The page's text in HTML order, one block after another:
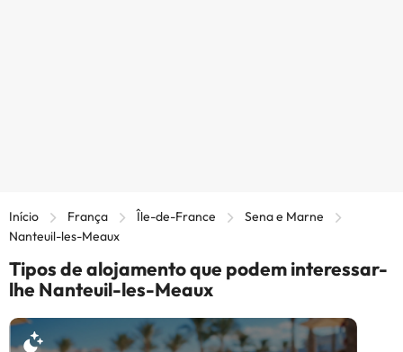
Início França Île-de-France
Sena e Marne
Nanteuil-les-Meaux
Tipos de alojamento que podem interessar-
lhe Nanteuil-les-Meaux